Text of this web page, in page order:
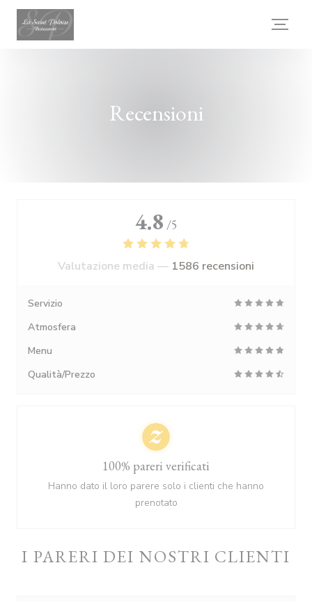
Personalizzazione delle tue scelte sui cookie
Recensioni
I PARERI DEI NOSTRI CLIENTI
4.8 /5
Valutazione media — 1586 recensioni
Servizio
Atmosfera
Menu
Qualità/Prezzo
100% pareri verificati
Hanno dato il loro parere solo i clienti che hanno
prenotato